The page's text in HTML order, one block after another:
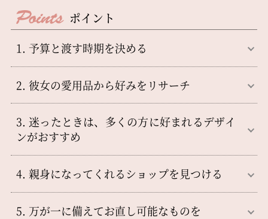
ポイント
1. 予算と渡す時期を決める
2. 彼女の愛用品から好みをリサーチ
3. 迷ったときは、多くの方に好まれるデザイ
ンがおすすめ
4. 親身になってくれるショップを見つける
5. 万が一に備えてお直し可能なものを